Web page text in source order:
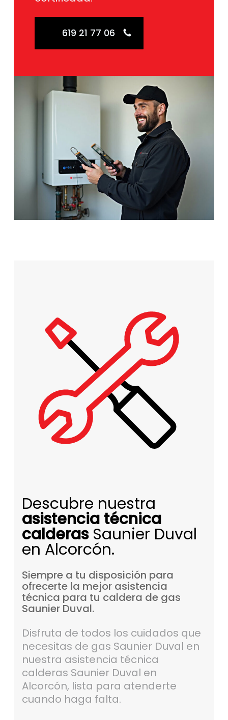
619 21 77 06
Descubre nuestra
asistencia técnica
calderasSaunier Duval
en Alcorcón.
Siempre a tu disposición para
ofrecerte la mejor asistencia
técnica para tu caldera de gas
Saunier Duval.
Disfruta de todos los cuidados que
necesitas de gas Saunier Duval en
nuestra asistencia técnica
calderas Saunier Duval en
Alcorcón, lista para atenderte
cuando haga falta.